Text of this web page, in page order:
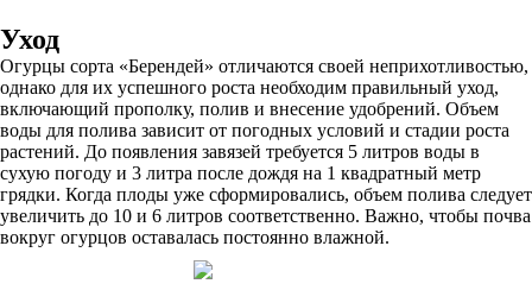
Уход
Огурцы сорта «Берендей» отличаются своей неприхотливостью,
однако для их успешного роста необходим правильный уход,
включающий прополку, полив и внесение удобрений. Объем
воды для полива зависит от погодных условий и стадии роста
растений. До появления завязей требуется 5 литров воды в
сухую погоду и 3 литра после дождя на 1 квадратный метр
грядки. Когда плоды уже сформировались, объем полива следует
увеличить до 10 и 6 литров соответственно. Важно, чтобы почва
вокруг огурцов оставалась постоянно влажной.